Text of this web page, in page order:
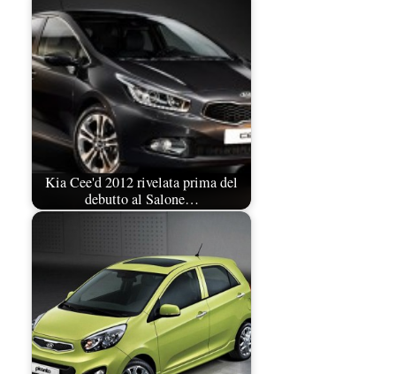
Kia Cee'd 2012 rivelata prima del
debutto al Salone…